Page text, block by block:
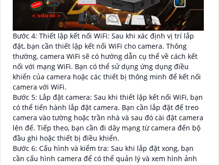
Bước 4: Thiết lập kết nối WiFi: Sau khi xác định vị trí lắp
đặt, bạn cần thiết lập kết nối WiFi cho camera. Thông
thường, camera WiFi sẽ có hướng dẫn cụ thể về cách kết
nối với mạng WiFi. Bạn có thể sử dụng ứng dụng điều
khiển của camera hoặc các thiết bị thông minh để kết nối
camera với WiFi.
Bước 5: Lắp đặt camera: Sau khi thiết lập kết nối WiFi, bạn
có thể tiến hành lắp đặt camera. Bạn cần lắp đặt đế treo
camera vào tường hoặc trần nhà và sau đó cài đặt camera
lên đế. Tiếp theo, bạn cần đi dây mạng từ camera đến bộ
đầu ghi hoặc thiết bị điều khiển.
Bước 6: Cấu hình và kiểm tra: Sau khi lắp đặt xong, bạn
cần cấu hình camera để có thể quản lý và xem hình ảnh